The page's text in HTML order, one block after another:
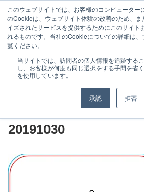
このウェブサイトでは、お客様のコンピューター
のCookieは、ウェブサイト体験の改善のため、
イズされたサービスを提供するためにこのサイト
れるものです。当社のCookieについての詳細は
覧ください。
当サイトでは、訪問者の個人情報を追跡する
し、お客様が何度も同じ選択をする手間を省
を使用しています。
承認 拒否
特徴と実績
お客様の声（マーケティング）
カスタ
20191030